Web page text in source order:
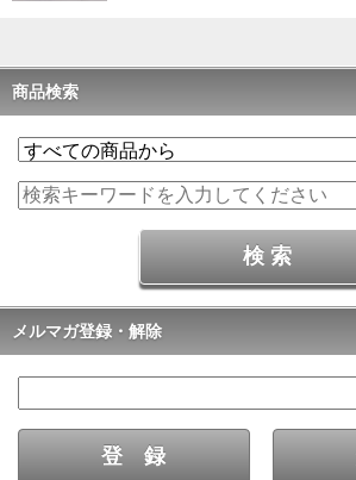
商品検索
メルマガ登録・解除